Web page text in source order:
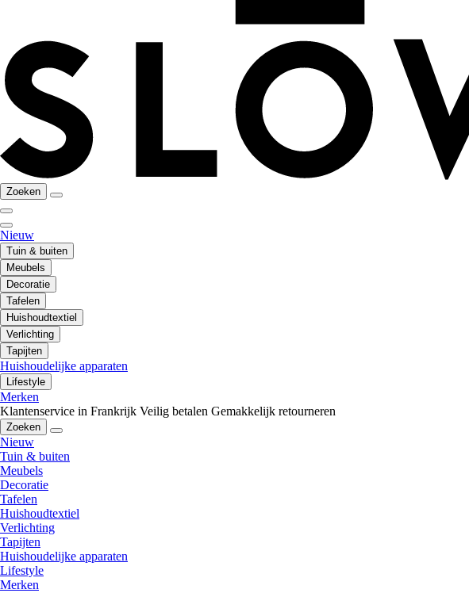
Zoeken
Nieuw
Tuin & buiten
Meubels
Decoratie
Tafelen
Huishoudtextiel
Verlichting
Tapijten
Huishoudelijke apparaten
Lifestyle
Merken
Klantenservice in Frankrijk Veilig betalen Gemakkelijk retourneren
Zoeken
Nieuw
Tuin & buiten
Meubels
Decoratie
Tafelen
Huishoudtextiel
Verlichting
Tapijten
Huishoudelijke apparaten
Lifestyle
Merken